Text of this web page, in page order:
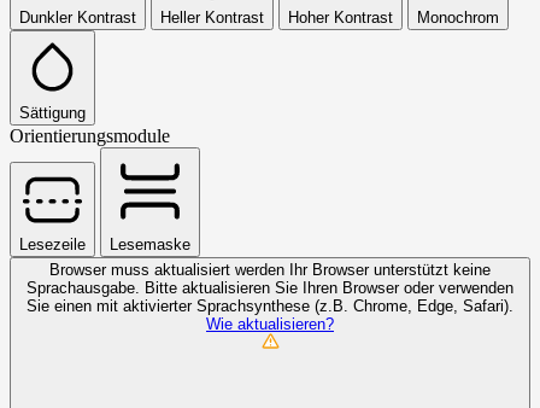
Dunkler Kontrast Heller Kontrast Hoher Kontrast Monochrom
Sättigung
Orientierungsmodule
Lesezeile
Lesemaske
Browser muss aktualisiert werden
Ihr Browser unterstützt keine
Sprachausgabe. Bitte aktualisieren Sie Ihren Browser oder verwenden
Sie einen mit aktivierter Sprachsynthese (z.B. Chrome, Edge, Safari).
Wie aktualisieren?